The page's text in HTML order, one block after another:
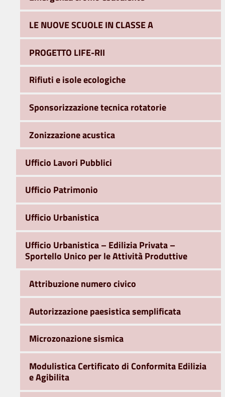
LE NUOVE SCUOLE IN CLASSE A
PROGETTO LIFE-RII
Rifiuti e isole ecologiche
Sponsorizzazione tecnica rotatorie
Zonizzazione acustica
Ufficio Lavori Pubblici
Ufficio Patrimonio
Ufficio Urbanistica
Ufficio Urbanistica – Edilizia Privata –
Sportello Unico per le Attività Produttive
Attribuzione numero civico
Autorizzazione paesistica semplificata
Microzonazione sismica
Modulistica Certificato di Conformita Edilizia
e Agibilita